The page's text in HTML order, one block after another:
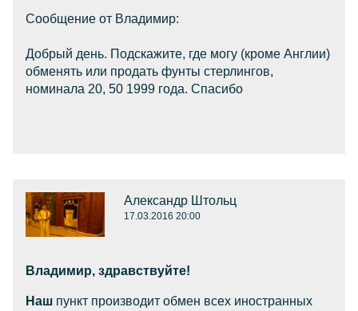
Сообщение от Владимир:
Добрый день. Подскажите, где могу (кроме Англии)
обменять или продать фунты стерлингов,
номинала 20, 50 1999 года. Спасибо
Александр Штольц
17.03.2016 20:00
Владимир, здравствуйте!
Наш пункт производит обмен всех иностранных